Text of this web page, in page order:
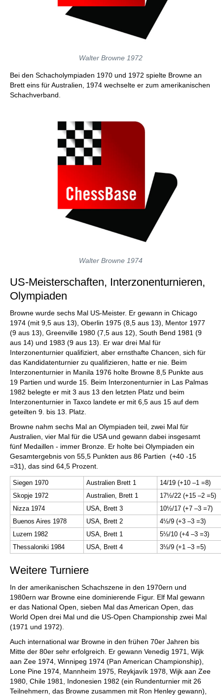
Walter Browne 1972
Bei den Schacholympiaden 1970 und 1972 spielte Browne an
Brett eins für Australien, 1974 wechselte er zum amerikanischen
Schachverband.
Walter Browne 1974
US-Meisterschaften, Interzonenturnieren,
Olympiaden
Browne wurde sechs Mal US-Meister. Er gewann in Chicago
1974 (mit 9,5 aus 13), Oberlin 1975 (8,5 aus 13), Mentor 1977
(9 aus 13), Greenville 1980 (7,5 aus 12), South Bend 1981 (9
aus 14) und 1983 (9 aus 13). Er war drei Mal für
Interzonenturnier qualifiziert, aber ernsthafte Chancen, sich für
das Kandidatenturnier zu qualifizieren, hatte er nie. Beim
Interzonenturnier in Manila 1976 holte Browne 8,5 Punkte aus
19 Partien und wurde 15. Beim Interzonenturnier in Las Palmas
1982 belegte er mit 3 aus 13 den letzten Platz und beim
Interzonenturnier in Taxco landete er mit 6,5 aus 15 auf dem
geteilten 9. bis 13. Platz.
Browne nahm sechs Mal an Olympiaden teil, zwei Mal für
Australien, vier Mal für die USA und gewann dabei insgesamt
fünf Medaillen - immer Bronze. Er holte bei Olympiaden ein
Gesamtergebnis von 55,5 Punkten aus 86 Partien (+40 -15
=31), das sind 64,5 Prozent.
Siegen 1970 Australien Brett 1
14/19 (+10 –1 =8)
Skopje 1972
Australien, Brett 1
17½/22 (+15 –2 =5)
Nizza 1974
USA, Brett 3
10½/17 (+7 –3 =7)
Buenos Aires 1978
USA, Brett 2
4½/9 (+3 –3 =3)
Luzern 1982
USA, Brett 1
5½/10 (+4 –3 =3)
Thessaloniki 1984
USA, Brett 4 3½/9 (+1 –3 =5)
Weitere Turniere
In der amerikanischen Schachszene in den 1970ern und
1980ern war Browne eine dominierende Figur. Elf Mal gewann
er das National Open, sieben Mal das American Open, das
World Open drei Mal und die US-Open Championship zwei Mal
(1971 und 1972).
Auch international war Browne in den frühen 70er Jahren bis
Mitte der 80er sehr erfolgreich. Er gewann Venedig 1971, Wijk
aan Zee 1974, Winnipeg 1974 (Pan American Championship),
Lone Pine 1974, Mannheim 1975, Reykjavík 1978, Wijk aan Zee
1980, Chile 1981, Indonesien 1982 (ein Rundenturnier mit 26
Teilnehmern, das Browne zusammen mit Ron Henley gewann),